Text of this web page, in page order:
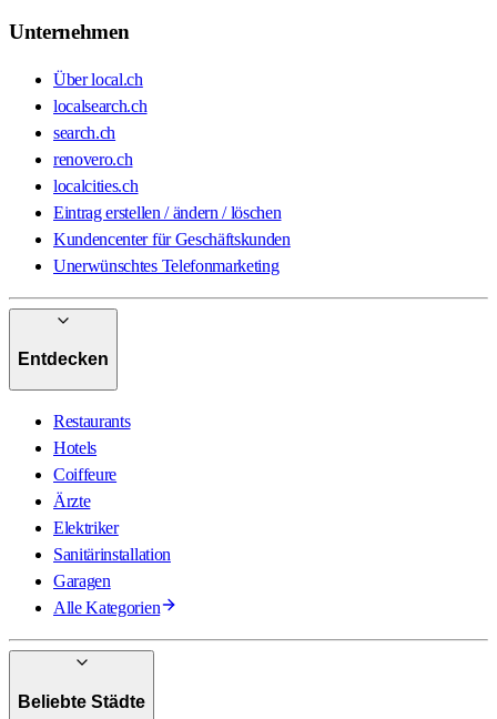
Unternehmen
Über local.ch
localsearch.ch
search.ch
renovero.ch
localcities.ch
Eintrag erstellen / ändern / löschen
Kundencenter für Geschäftskunden
Unerwünschtes Telefonmarketing
Entdecken
Restaurants
Hotels
Coiffeure
Ärzte
Elektriker
Sanitärinstallation
Garagen
Alle Kategorien
Beliebte Städte